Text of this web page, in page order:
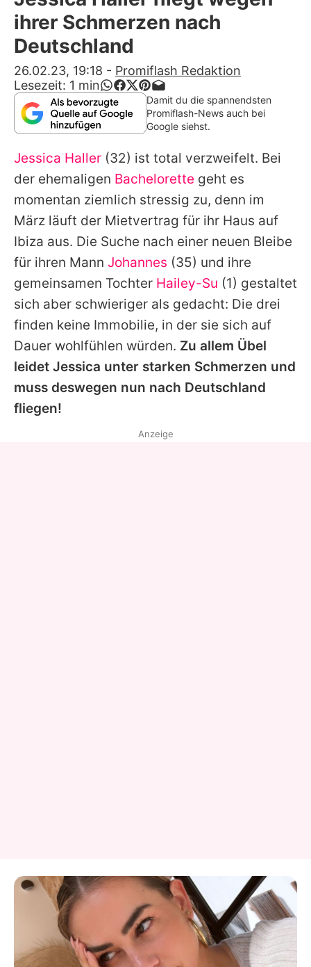
Alle Themen auf Promiflash
App runterladen
Team
Redaktionelle Richtlinien
Impressum
Datenschutzerklärung
Nutzungsbedingungen
Utiq verwalten
ihrer Schmerzen nach
Deutschland
26.02.23, 19:18 - Promiflash Redaktion
Lesezeit: 1 min
Damit du die spannendsten
Promiflash-News auch bei
Google siehst.
Jessica Haller (32) ist total verzweifelt. Bei
der ehemaligen Bachelorette geht es
momentan ziemlich stressig zu, denn im
März läuft der Mietvertrag für ihr Haus auf
Ibiza aus. Die Suche nach einer neuen Bleibe
für ihren Mann Johannes (35) und ihre
gemeinsamen Tochter Hailey-Su (1) gestaltet
sich aber schwieriger als gedacht: Die drei
finden keine Immobilie, in der sie sich auf
Dauer wohlfühlen würden. Zu allem Übel
leidet Jessica unter starken Schmerzen und
muss deswegen nun nach Deutschland
fliegen!
Anzeige